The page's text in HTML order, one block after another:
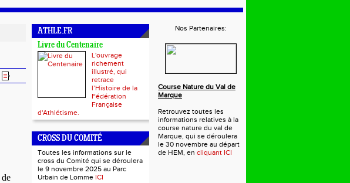
ATHLE.FR
Livre du Centenaire
L'ouvrage
richement
illustré, qui
retrace
l’Histoire de la
Fédération
Française
d'Athlétisme.
CROSS DU COMITÉ
Toutes les informations sur le
cross du Comité qui se déroulera
le 9 novembre 2025 au Parc
Urbain de Lomme ICI
Nos Partenaires:
Course Nature du Val de
Marque
Retrouvez toutes les
informations relatives à la
course nature du val de
Marque, qui se déroulera
le 30 novembre au départ
de HEM, en cliquant ICI